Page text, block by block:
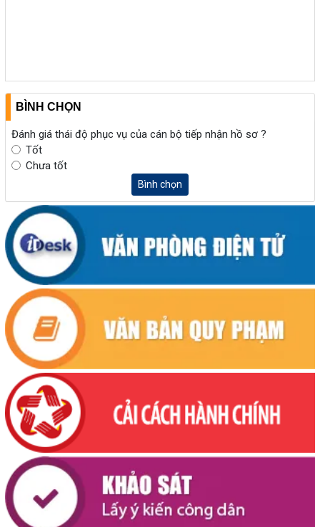
BÌNH CHỌN
Đánh giá thái độ phục vụ của cán bộ tiếp nhận hồ sơ ?
Tốt
Chưa tốt
Bình chọn